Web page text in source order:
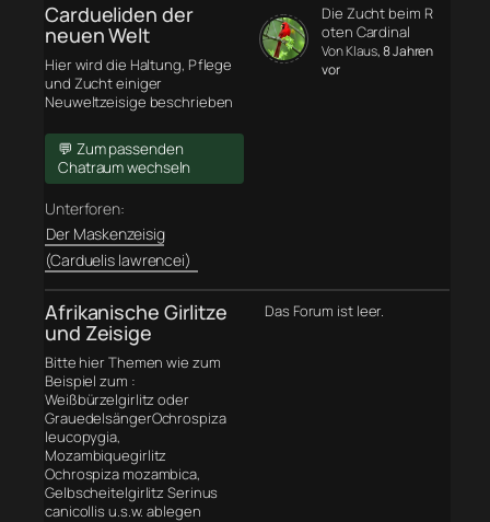
Cardueliden der
neuen Welt
Hier wird die Haltung, Pflege
und Zucht einiger
Neuweltzeisige beschrieben
💬 Zum passenden
Chatraum wechseln
Unterforen:
Der Maskenzeisig
(Carduelis lawrencei)
Die Zucht beim R
oten Cardinal
Von Klaus, 8 Jahren
vor
Afrikanische Girlitze
und Zeisige
Bitte hier Themen wie zum
Beispiel zum :
Weißbürzelgirlitz oder
GrauedelsängerOchrospiza
leucopygia,
Mozambiquegirlitz
Ochrospiza mozambica,
Gelbscheitelgirlitz Serinus
canicollis u.s.w. ablegen
Das Forum ist leer.